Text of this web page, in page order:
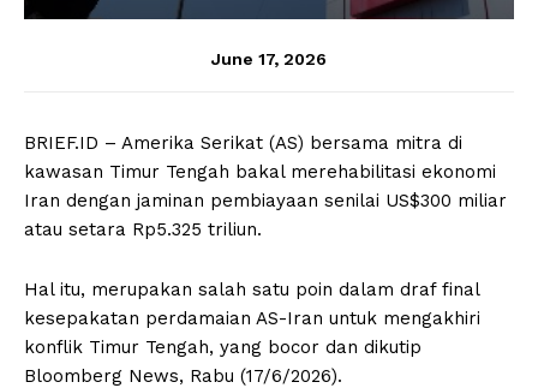
June 17, 2026
BRIEF.ID – Amerika Serikat (AS) bersama mitra di
kawasan Timur Tengah bakal merehabilitasi ekonomi
Iran dengan jaminan pembiayaan senilai US$300 miliar
atau setara Rp5.325 triliun.
Hal itu, merupakan salah satu poin dalam draf final
kesepakatan perdamaian AS-Iran untuk mengakhiri
konflik Timur Tengah, yang bocor dan dikutip
Bloomberg News, Rabu (17/6/2026).